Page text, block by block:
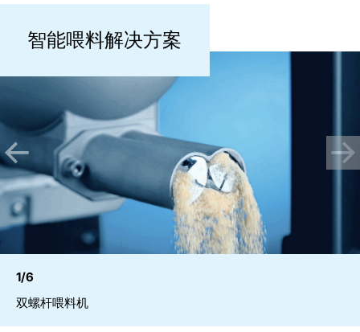
智能喂料解决方案
1/6
双螺杆喂料机